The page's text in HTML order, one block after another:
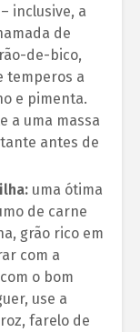
inclusive, a
de
de-bico,
temperos a
e pimenta.
a uma massa
antes de
uma ótima
de carne
grão rico em
com a
o bom
use a
farelo de